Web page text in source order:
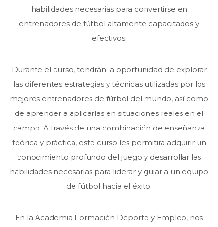
habilidades necesarias para convertirse en
entrenadores de fútbol altamente capacitados y
efectivos.
Durante el curso, tendrán la oportunidad de explorar
las diferentes estrategias y técnicas utilizadas por los
mejores entrenadores de fútbol del mundo, así como
de aprender a aplicarlas en situaciones reales en el
campo. A través de una combinación de enseñanza
teórica y práctica, este curso les permitirá adquirir un
conocimiento profundo del juego y desarrollar las
habilidades necesarias para liderar y guiar a un equipo
de fútbol hacia el éxito.
En la Academia Formación Deporte y Empleo, nos